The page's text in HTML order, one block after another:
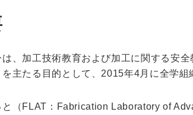
、加工技術教育および加工に関する安
主たる目的として、2015年4月に全学組
（FLAT：Fabrication Laboratory of